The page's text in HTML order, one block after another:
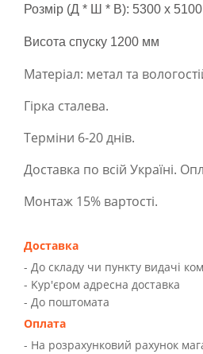
Розмір (Д * Ш * В): 5300 x
Висота спуску 1200 мм
Матеріал: метал та
Гірка сталева.
Терміни 6-20 днів.
Доставка по всій Україні.
Монтаж 15% вартості.
Доставка
- До складу чи пункту видачі
- Kур'єром адресна доставка
- До поштомата
Оплата
- На розрахунковий рахунок